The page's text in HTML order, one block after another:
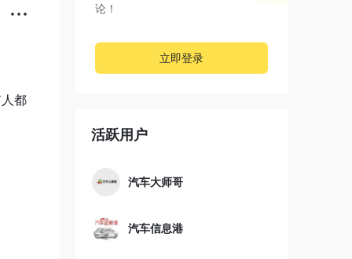
都
论！
立即登录
活跃用户
汽车大师哥
汽车信息港